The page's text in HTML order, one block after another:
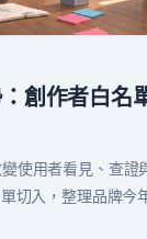
創作者白名
使用者看見、查證
切入，整理品牌今